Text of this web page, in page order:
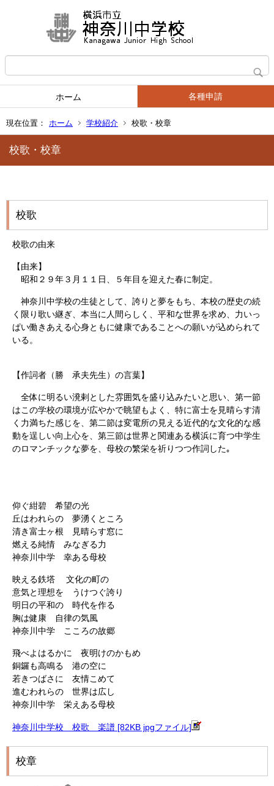
ホーム 各種申請
現在位置： ホーム 学校紹介 校歌・校章
校歌・校章
校歌
校歌の由来
【由来】
昭和２９年３月１１日、５年目を迎えた春に制定。
神奈川中学校の生徒として、誇りと夢をもち、本校の歴史の続
く限り歌い継ぎ、本当に人間らしく、平和な世界を求め、力いっ
ぱい働きあえる心身ともに健康であることへの願いが込められて
いる。
【作詞者（勝 承夫先生）の言葉】
全体に明るい溌剌とした雰囲気を盛り込みたいと思い、第一節
はこの学校の環境が広やかで眺望もよく、特に富士を見晴らす清
く力満ちた感じを、第二節は変電所の見える近代的な文化的な感
動を逞しい向上心を、第三節は世界と関連ある横浜に育つ中学生
のロマンチックな夢を、母校の繁栄を祈りつつ作詞した｡
仰ぐ紺碧 希望の光
丘はわれらの 夢湧くところ
清き富士ヶ根 見晴らす窓に
燃える純情 みなぎる力
神奈川中学 幸ある母校
映える鉄塔 文化の町の
意気と理想を うけつぐ誇り
明日の平和の 時代を作る
胸は健康 自律の気風
神奈川中学 こころの故郷
飛べよはるかに 夜明けのかもめ
銅鑼も高鳴る 港の空に
若きつばさに 友情こめて
進むわれらの 世界は広し
神奈川中学 栄えある母校
神奈川中学校 校歌 楽譜 [82KB jpgファイル]
校章